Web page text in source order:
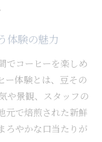
体験の魅力
でコーヒーを楽しめ
ー体験とは、豆その
や景観、スタッフの
元で焙煎された新鮮
ろやかな口当たりが